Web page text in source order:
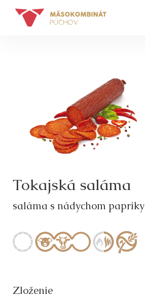
Tokajská saláma
saláma s nádychom papriky
Zloženie